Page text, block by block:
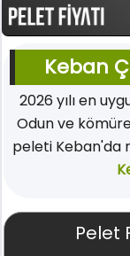
Keban
2026 yılı en
Odun ve
peleti Keban'da
Pelet